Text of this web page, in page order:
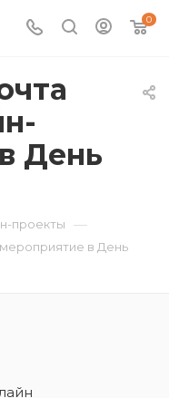
0
День
проекты —
в День